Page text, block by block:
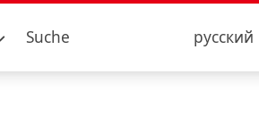
Suche русский